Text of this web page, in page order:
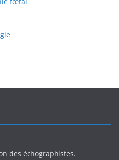
des échographistes.